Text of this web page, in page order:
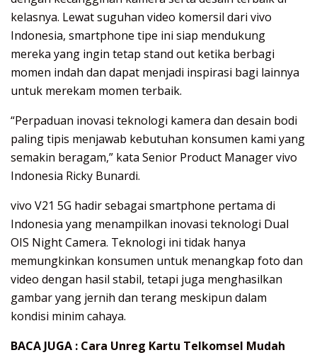
kelasnya. Lewat suguhan video komersil dari vivo
Indonesia, smartphone tipe ini siap mendukung
mereka yang ingin tetap stand out ketika berbagi
momen indah dan dapat menjadi inspirasi bagi lainnya
untuk merekam momen terbaik.
“Perpaduan inovasi teknologi kamera dan desain bodi
paling tipis menjawab kebutuhan konsumen kami yang
semakin beragam,” kata Senior Product Manager vivo
Indonesia Ricky Bunardi.
vivo V21 5G hadir sebagai smartphone pertama di
Indonesia yang menampilkan inovasi teknologi Dual
OIS Night Camera. Teknologi ini tidak hanya
memungkinkan konsumen untuk menangkap foto dan
video dengan hasil stabil, tetapi juga menghasilkan
gambar yang jernih dan terang meskipun dalam
kondisi minim cahaya.
BACA JUGA : Cara Unreg Kartu Telkomsel Mudah